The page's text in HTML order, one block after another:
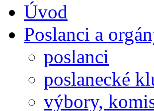
Úvod
Poslanci a
poslanci
poslanecké
výbory,